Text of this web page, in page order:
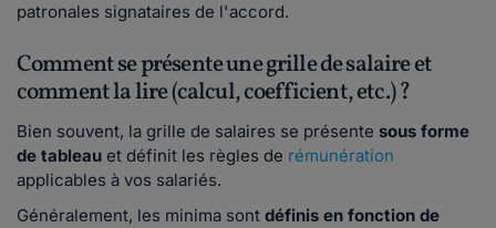
patronales signataires de l'accord.
Comment se présente une grille de salaire et
comment la lire (calcul, coefficient, etc.) ?
Bien souvent, la grille de salaires se présente sous forme
de tableau et définit les règles de rémunération
applicables à vos salariés.
Généralement, les minima sont définis en fonction de